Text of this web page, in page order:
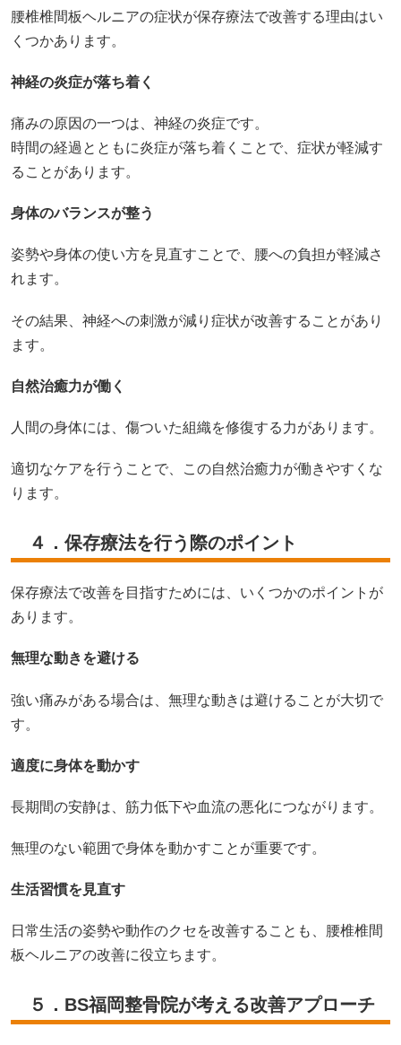
腰椎椎間板ヘルニアの症状が保存療法で改善する理由はい
くつかあります。
神経の炎症が落ち着く
痛みの原因の一つは、神経の炎症です。
時間の経過とともに炎症が落ち着くことで、症状が軽減す
ることがあります。
身体のバランスが整う
姿勢や身体の使い方を見直すことで、腰への負担が軽減さ
れます。
その結果、神経への刺激が減り症状が改善することがあり
ます。
自然治癒力が働く
人間の身体には、傷ついた組織を修復する力があります。
適切なケアを行うことで、この自然治癒力が働きやすくな
ります。
４．保存療法を行う際のポイント
保存療法で改善を目指すためには、いくつかのポイントが
あります。
無理な動きを避ける
強い痛みがある場合は、無理な動きは避けることが大切で
す。
適度に身体を動かす
長期間の安静は、筋力低下や血流の悪化につながります。
無理のない範囲で身体を動かすことが重要です。
生活習慣を見直す
日常生活の姿勢や動作のクセを改善することも、腰椎椎間
板ヘルニアの改善に役立ちます。
５．BS福岡整骨院が考える改善アプローチ